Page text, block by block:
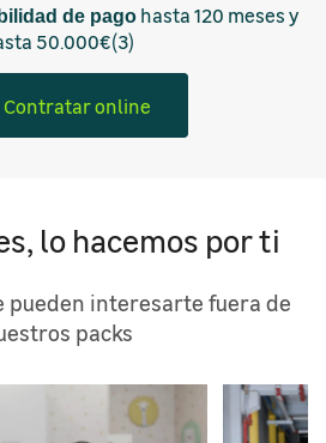
de pago hasta 120 meses y
50.000€(3)
Contratar online
lo hacemos por ti
pueden interesarte fuera de
packs